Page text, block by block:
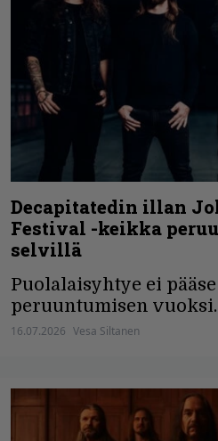
Decapitatedin illan
Festival -keikka
selvillä
Puolalaisyhtye ei
peruuntumisen vuoksi.
16.07.2026 Vesa Siltanen